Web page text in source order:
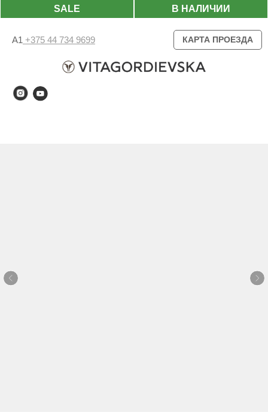
В НАЛИЧИИ
SALE
А1 +375 44 734 9699 КАРТА ПРОЕЗДА